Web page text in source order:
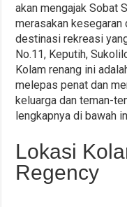
akan mengajak Sobat
merasakan kesegaran
destinasi rekreasi
No.11, Keputih,
Kolam renang ini
melepas penat dan
keluarga dan teman-
lengkapnya di bawah
Lokasi
Regency